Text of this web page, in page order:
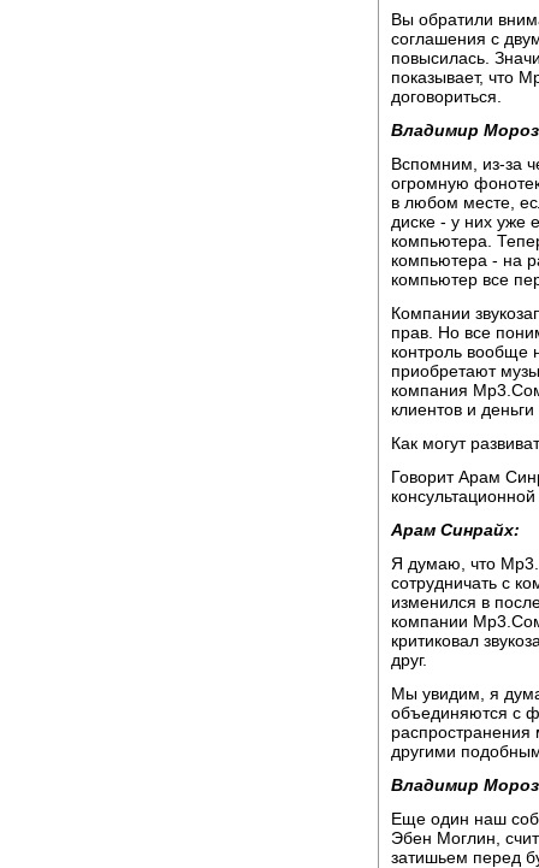
Вы обратили
соглашения с
повысилась.
показывает, что
договориться.
Владимир
Вспомним, из-за
огромную
в любом месте,
диске - у них уже
компьютера.
компьютера - на
компьютер все
Компании
прав. Но все
контроль вообще
приобретают
компания
клиентов и
Как могут
Говорит Арам
Арам Синрайх:
Я думаю, что
сотрудничать с
изменился в
компании
критиковал
друг.
Мы увидим, я
объединяются с
другими
Владимир
Еще один наш
Эбен Моглин,
затишьем перед